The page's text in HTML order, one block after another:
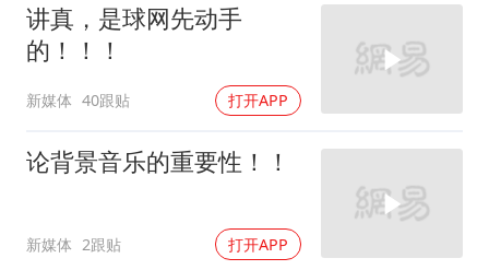
讲真，是球网先动手
的！！！
新媒体 40跟贴 打开APP
论背景音乐的重要性！！
新媒体 2跟贴 打开APP